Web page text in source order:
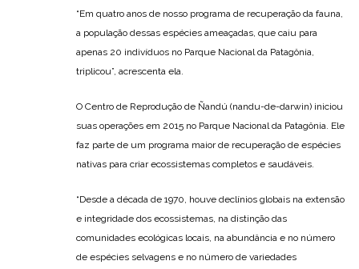
“Em quatro anos de nosso programa de recuperação da fauna,
a população dessas espécies ameaçadas, que caiu para
apenas 20 indivíduos no Parque Nacional da Patagônia,
triplicou”, acrescenta ela.
O Centro de Reprodução de Ñandú (nandu-de-darwin) iniciou
suas operações em 2015 no Parque Nacional da Patagônia. Ele
faz parte de um programa maior de recuperação de espécies
nativas para criar ecossistemas completos e saudáveis.
“Desde a década de 1970, houve declínios globais na extensão
e integridade dos ecossistemas, na distinção das
comunidades ecológicas locais, na abundância e no número
de espécies selvagens e no número de variedades